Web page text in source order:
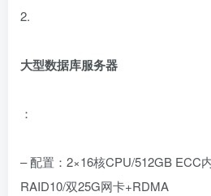
2.
大型数据库服务器
：
– 配置：2×16核CPU/512GB ECC
RAID10/双25G网卡+RDMA